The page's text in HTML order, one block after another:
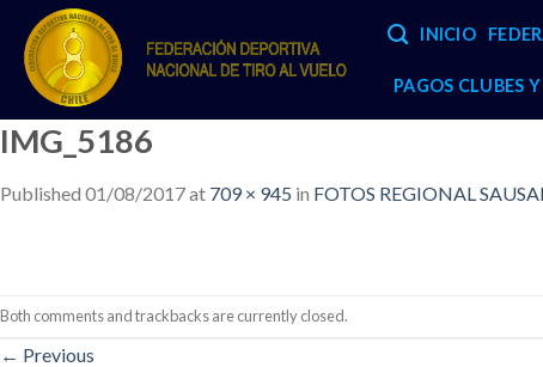
content
INICIO
PAGOS CLUBES
IMG_5186
Published 01/08/2017at 709 × 945 in FOTOS REGIONAL
Both comments and trackbacks are currently closed.
← Previous